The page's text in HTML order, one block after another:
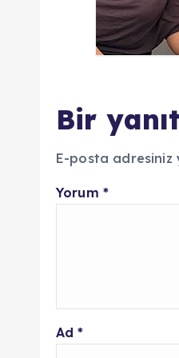
Bir
E-posta adresiniz
Yorum *
Ad*